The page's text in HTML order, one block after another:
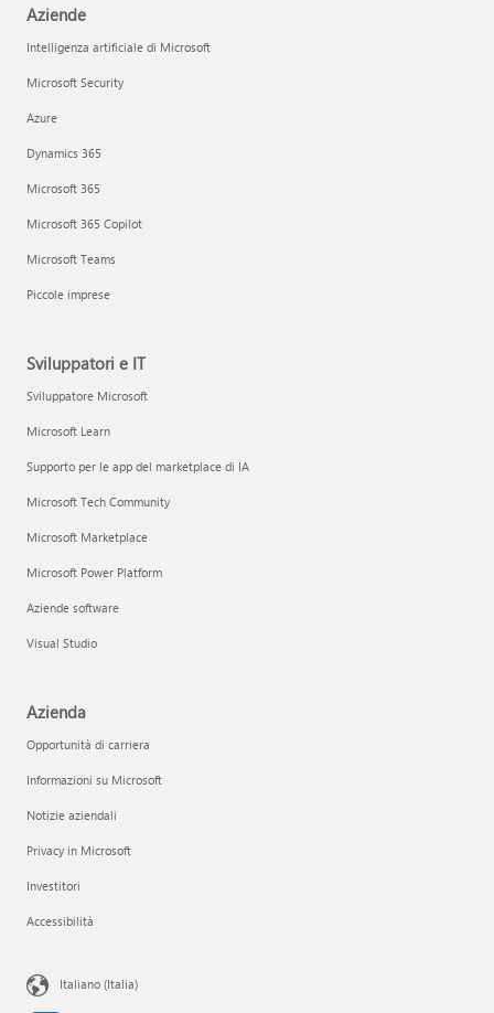
Aziende
Intelligenza artificiale di Microsoft
Microsoft Security
Azure
Dynamics 365
Microsoft 365
Microsoft 365 Copilot
Microsoft Teams
Piccole imprese
Sviluppatori e IT
Sviluppatore Microsoft
Microsoft Learn
Supporto per le app del marketplace di IA
Microsoft Tech Community
Microsoft Marketplace
Microsoft Power Platform
Aziende software
Visual Studio
Azienda
Opportunità di carriera
Informazioni su Microsoft
Notizie aziendali
Privacy in Microsoft
Investitori
Accessibilità
Italiano (Italia)